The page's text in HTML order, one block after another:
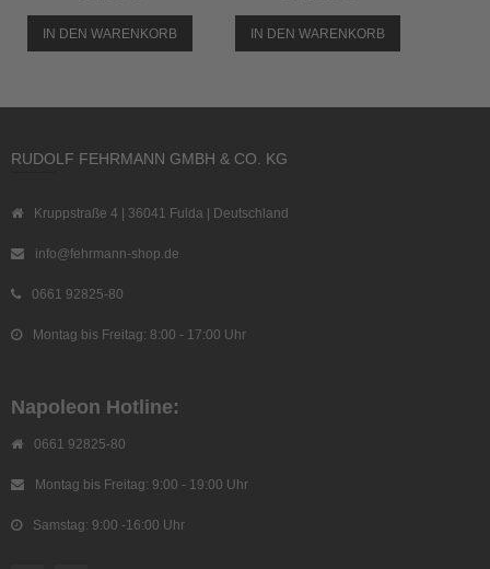
IN DEN WARENKORB IN DEN WARENKORB
RUDOLF FEHRMANN GMBH & CO. KG
Kruppstraße 4 | 36041 Fulda | Deutschland
info@fehrmann-shop.de
0661 92825-80
Montag bis Freitag: 8:00 - 17:00 Uhr
Napoleon Hotline:
0661 92825-80
Montag bis Freitag: 9:00 - 19:00 Uhr
Samstag: 9:00 -16:00 Uhr